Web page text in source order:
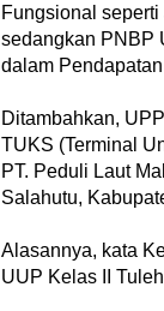
Fungsional
sedangkan PNBP
dalam
Ditambahkan,
TUKS (Terminal
PT. Peduli Laut
Salahutu,
Alasannya, kata
UUP Kelas II